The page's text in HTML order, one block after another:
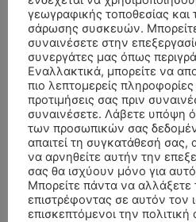
Νίκος ΑλιβερτηςεπίΚΗΔΕΙΑ –
ΒΑΣΙΛΕΙΑΔΗΣ ΕΤΩΝ 58
Νίκος ΑλιβερτηςεπίΚΗΔΕΙΑ –
ΠΟΛΥΜΕΡΟΣ
Βασιλικη Πολυζουεπί
ΚΩΝΣΤΑΝΤΙΝΟΣ ΠΑΠΠΑΣ ΕΤΩΝ 94
Κώστας Μιάμηςεπί
ΚΩΝΣΤΑΝΤΙΝΟΣ ΠΑΠΠΑΣ ΕΤΩΝ 94
γεωγραφικής τοποθεσίας
σάρωσης συσκευών.
συναινέσετε στην
συνεργάτες μας όπως
Εναλλακτικά, μπορείτε να
πιο λεπτομερείς
προτιμήσεις σας πριν
συναινέσετε. Λάβετε υπόψη
των προσωπικών σας
απαιτεί τη συγκατάθεσή σας,
να αρνηθείτε αυτήν την
σας θα ισχύουν μόνο για
Μπορείτε πάντα να αλλάξετε
επιστρέφοντας σε αυτόν τον
επισκεπτόμενοι την